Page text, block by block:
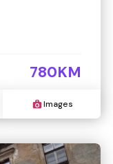
780KM
Images